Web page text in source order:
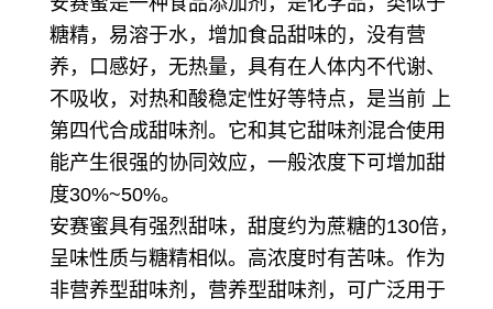
糖精，易溶于水，增加食品甜味的，没有营
养，口感好，无热量，具有在人体内不代谢、
不吸收，对热和酸稳定性好等特点，是当前 上
第四代合成甜味剂。它和其它甜味剂混合使用
能产生很强的协同效应，一般浓度下可增加甜
度30%~50%。
安赛蜜具有强烈甜味，甜度约为蔗糖的130倍，
呈味性质与糖精相似。高浓度时有苦味。作为
非营养型甜味剂，营养型甜味剂，可广泛用于